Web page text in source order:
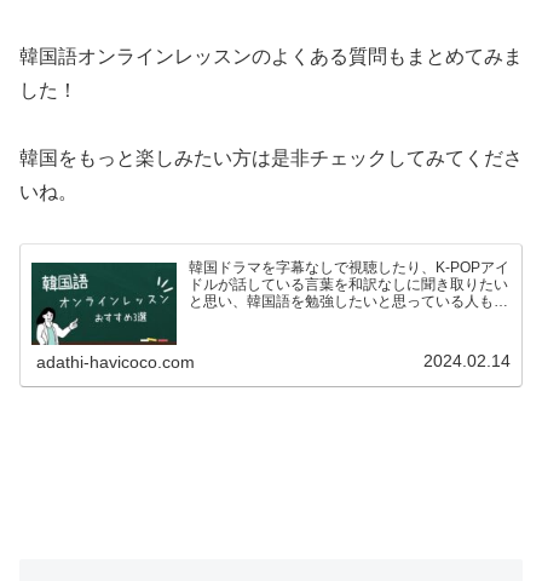
韓国語オンラインレッスンのよくある質問もまとめてみま
した！
韓国をもっと楽しみたい方は是非チェックしてみてくださ
いね。
韓国ドラマを字幕なしで視聴したり、K-POPアイ
ドルが話している言葉を和訳なしに聞き取りたい
と思い、韓国語を勉強したいと思っている人も多
adathi-havicoco.com 2024.02.14